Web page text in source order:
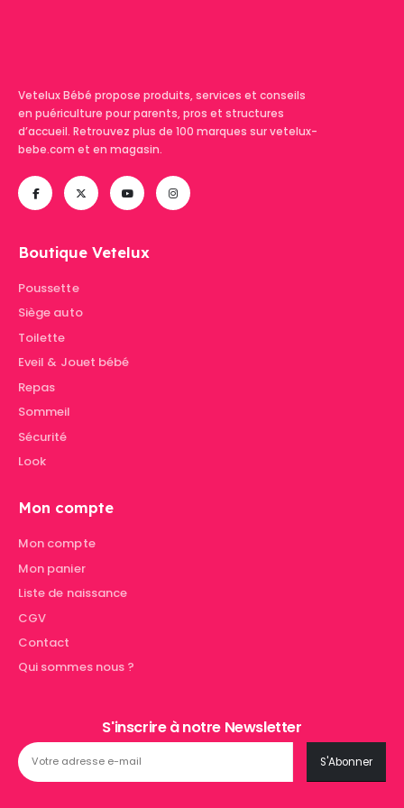
Vetelux Bébé propose produits, services et conseils
en puériculture pour parents, pros et structures
d’accueil. Retrouvez plus de 100 marques sur vetelux-
bebe.com et en magasin.
Boutique Vetelux
Poussette
Siège auto
Toilette
Eveil & Jouet bébé
Repas
Sommeil
Sécurité
Look
Mon compte
Mon compte
Mon panier
Liste de naissance
CGV
Contact
Qui sommes nous ?
S'inscrire à notre Newsletter